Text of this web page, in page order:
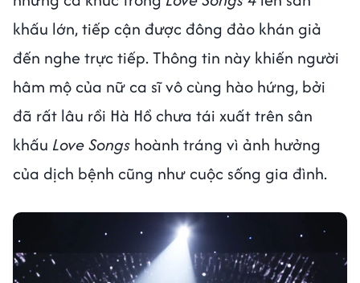
khấu lớn, tiếp cận được đông đảo khán giả
đến nghe trực tiếp. Thông tin này khiến người
hâm mộ của nữ ca sĩ vô cùng hào hứng, bởi
đã rất lâu rồi Hà Hồ chưa tái xuất trên sân
khấu Love Songs hoành tráng vì ảnh hưởng
của dịch bệnh cũng như cuộc sống gia đình.